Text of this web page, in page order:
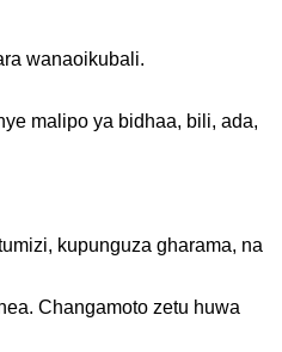
wanaoikubali.
malipo ya bidhaa, bili, ada,
kupunguza gharama, na
Changamoto zetu huwa